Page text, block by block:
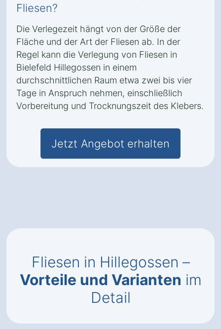
Fliesen?
Die Verlegezeit hängt von der Größe der
Fläche und der Art der Fliesen ab. In der
Regel kann die Verlegung von Fliesen in
Bielefeld Hillegossen in einem
durchschnittlichen Raum etwa zwei bis vier
Tage in Anspruch nehmen, einschließlich
Vorbereitung und Trocknungszeit des Klebers.
Jetzt Angebot erhalten
Fliesen in Hillegossen –
Vorteile und Varianten im
Detail